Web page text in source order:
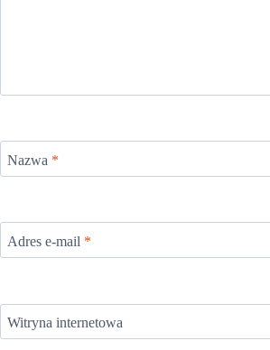
Nazwa *
Adres e-mail *
Witryna internetowa